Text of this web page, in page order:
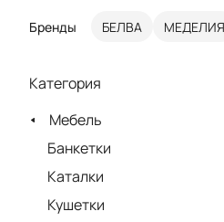
Бренды БЕЛВА МЕДЕЛИЯ
Категория
Мебель
Банкетки
Каталки
Кушетки